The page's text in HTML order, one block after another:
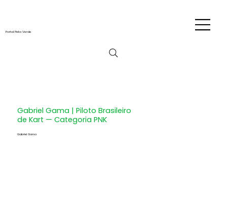
Portal Pista Verde
Gabriel Gama | Piloto Brasileiro
de Kart​ — Categoria PNK
Gabriel Gama